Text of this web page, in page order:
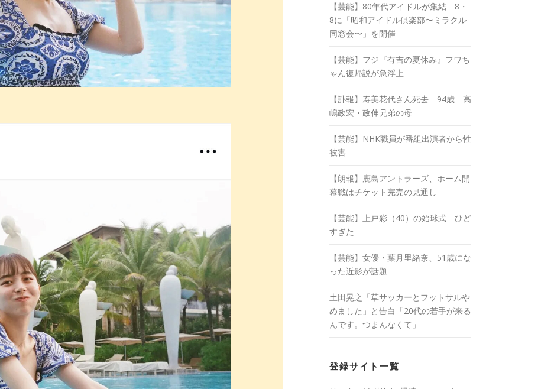
【芸能】80年代アイドルが集結 8・
8に「昭和アイドル倶楽部〜ミラクル
同窓会〜」を開催
【芸能】フジ『有吉の夏休み』フワち
ゃん復帰説が急浮上
【訃報】寿美花代さん死去 94歳 高
嶋政宏・政伸兄弟の母
【芸能】NHK職員が番組出演者から性
被害
【朗報】鹿島アントラーズ、ホーム開
幕戦はチケット完売の見通し
【芸能】上戸彩（40）の始球式 ひど
すぎた
【芸能】女優・葉月里緒奈、51歳にな
った近影が話題
土田晃之「草サッカーとフットサルや
めました」と告白「20代の若手が来る
んです。つまんなくて」
登録サイト一覧